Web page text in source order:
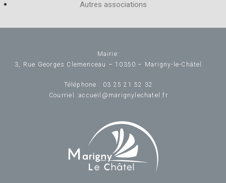
Autres associations
Mairie:
3, Rue Georges Clemenceau – 10350 – Marigny-le-Châtel
Téléphone : 03 25 21 52 32
Courriel :accueil@marignylechatel.fr